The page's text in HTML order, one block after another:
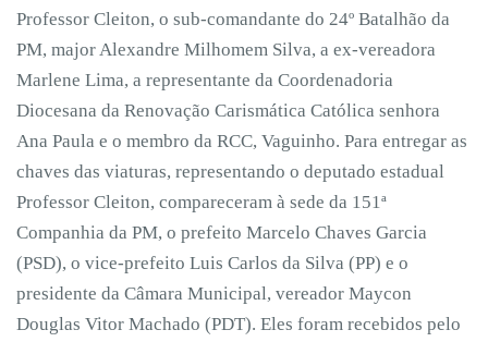
Professor Cleiton, o sub-comandante do 24º Batalhão da
PM, major Alexandre Milhomem Silva, a ex-vereadora
Marlene Lima, a representante da Coordenadoria
Diocesana da Renovação Carismática Católica senhora
Ana Paula e o membro da RCC, Vaguinho. Para entregar as
chaves das viaturas, representando o deputado estadual
Professor Cleiton, compareceram à sede da 151ª
Companhia da PM, o prefeito Marcelo Chaves Garcia
(PSD), o vice-prefeito Luis Carlos da Silva (PP) e o
presidente da Câmara Municipal, vereador Maycon
Douglas Vitor Machado (PDT). Eles foram recebidos pelo